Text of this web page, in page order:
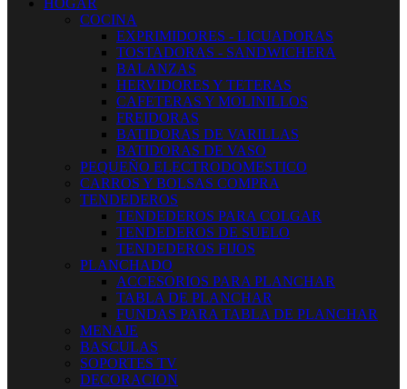
HOGAR
COCINA
EXPRIMIDORES - LICUADORAS
TOSTADORAS - SANDWICHERA
BALANZAS
HERVIDORES Y TETERAS
CAFETERAS Y MOLINILLOS
FREIDORAS
BATIDORAS DE VARILLAS
BATIDORAS DE VASO
PEQUEÑO ELECTRODOMESTICO
CARROS Y BOLSAS COMPRA
TENDEDEROS
TENDEDEROS PARA COLGAR
TENDEDEROS DE SUELO
TENDEDEROS FIJOS
PLANCHADO
ACCESORIOS PARA PLANCHAR
TABLA DE PLANCHAR
FUNDAS PARA TABLA DE PLANCHAR
MENAJE
BASCULAS
SOPORTES TV
DECORACION